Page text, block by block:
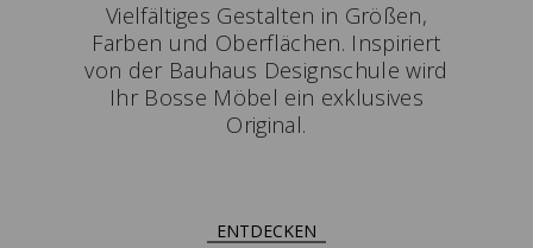
Vielfältiges Gestalten in Größen,
Farben und Oberflächen. Inspiriert
von der Bauhaus Designschule wird
Ihr Bosse Möbel ein exklusives
Original.
ENTDECKEN